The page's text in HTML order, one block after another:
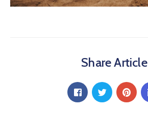
Share Article